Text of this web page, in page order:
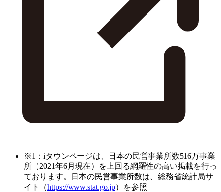
※1：iタウンページは、日本の民営事業所数516万事業
所（2021年6月現在）を上回る網羅性の高い掲載を行っ
ております。日本の民営事業所数は、総務省統計局サ
イト（https://www.stat.go.jp）を参照